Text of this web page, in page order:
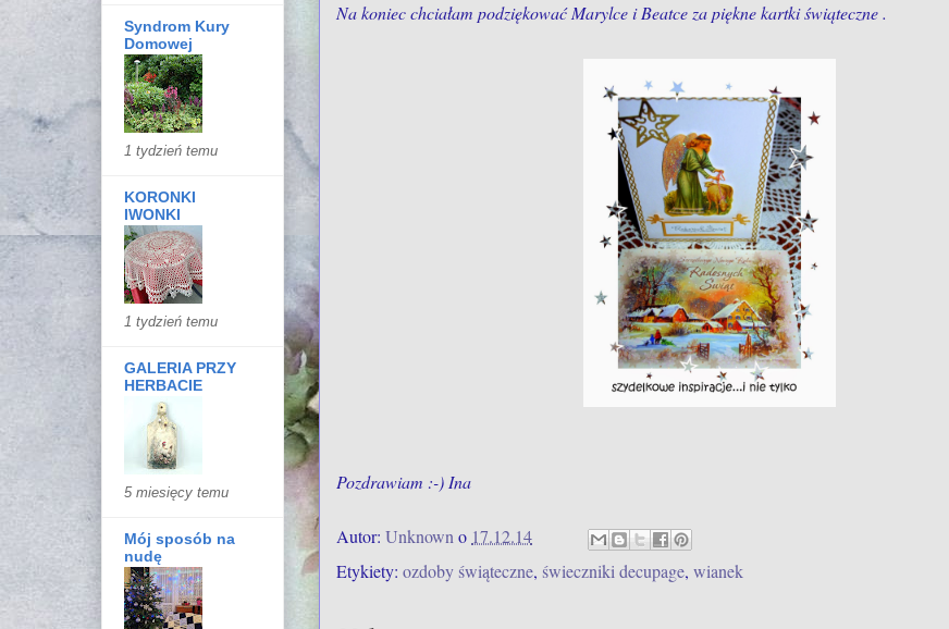
Na koniec chciałam podziękować Marylce i Beatce za piękne kartki świąteczne .
Pozdrawiam :-) Ina
Autor: Unknown o 17.12.14
Etykiety: ozdoby świąteczne, świeczniki decupage, wianek
Syndrom Kury
Domowej
1 tydzień temu
KORONKI
IWONKI
1 tydzień temu
GALERIA PRZY
HERBACIE
5 miesięcy temu
Mój sposób na
nudę